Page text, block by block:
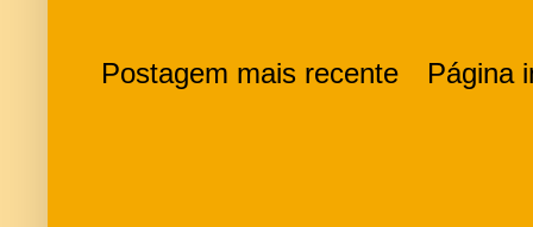
Postagem mais recente Página